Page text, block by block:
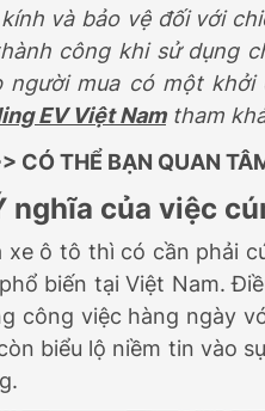
và bảo vệ đối với
công khi sử dụng
người mua có một
EV Việt Namtham
CÓ THỂ BẠN QUAN
nghĩa của việc
xe ô tô thì có cần phải
biến tại Việt Nam.
công việc hàng ngày
biểu lộ niềm tin vào